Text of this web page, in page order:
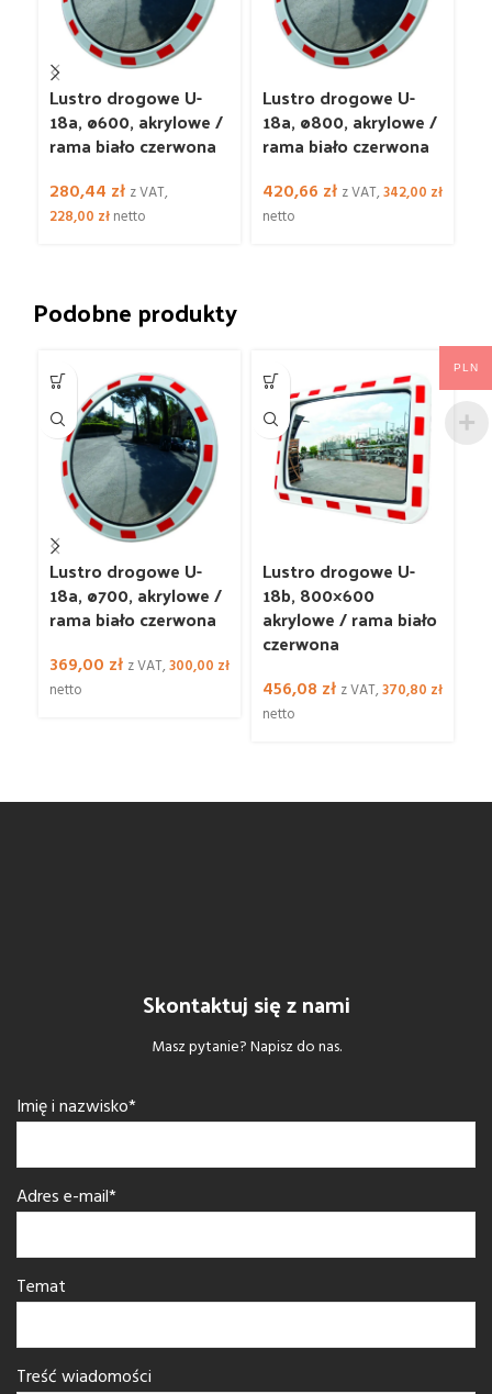
Lustro drogowe U-
18a, ø600, akrylowe /
rama biało czerwona
280,44 zł z VAT,
228,00 złnetto
Lustro drogowe U-
18a, ø800, akrylowe /
rama biało czerwona
420,66 zł z VAT,342,00 zł
netto
Podobne produkty
Lustro drogowe U-
18a, ø700, akrylowe /
rama biało czerwona
369,00 zł z VAT,300,00 zł
netto
Lustro drogowe U-
18b, 800×600
akrylowe / rama biało
czerwona
456,08 zł z VAT,370,80 zł
netto
Skontaktuj się z nami
Masz pytanie? Napisz do nas.
Imię i nazwisko*
Adres e-mail*
Temat
Treść wiadomości
PLN